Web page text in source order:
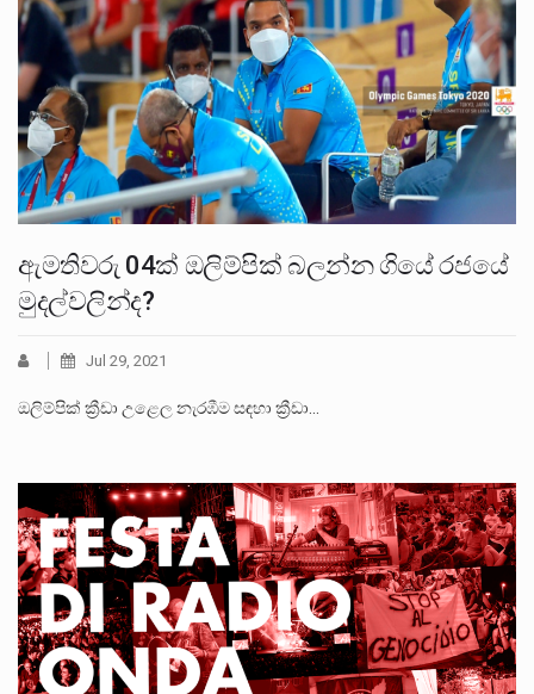
ඇමතිවරු 04ක් ඔලිම්පික් බලන්න ගියේ රජයේ
මුදල්වලින්ද?
Jul 29, 2021
ඔලිම්පික් ක්‍රීඩා උළෙල නැරඹීම සඳහා ක්‍රීඩා…